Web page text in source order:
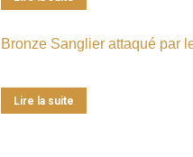
Bronze Sanglier attaqué par
Lire la suite